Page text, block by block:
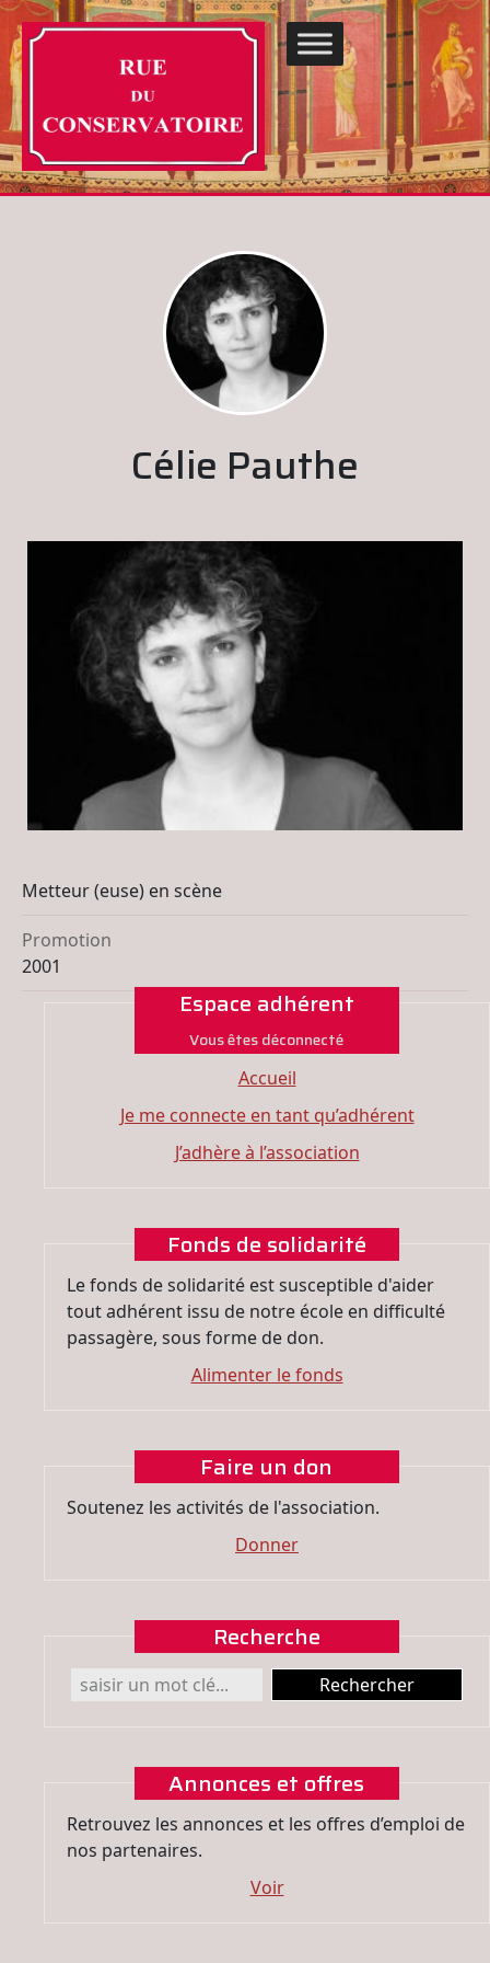
Célie Pauthe
Metteur (euse) en scène
Promotion
2001
Espace adhérent
Vous êtes déconnecté
Accueil
Je me connecte en tant qu’adhérent
J’adhère à l’association
Fonds de solidarité
Le fonds de solidarité est susceptible d'aider
tout adhérent issu de notre école en difficulté
passagère, sous forme de don.
Alimenter le fonds
Faire un don
Soutenez les activités de l'association.
Donner
Recherche
Annonces et offres
Retrouvez les annonces et les offres d’emploi de
nos partenaires.
Voir